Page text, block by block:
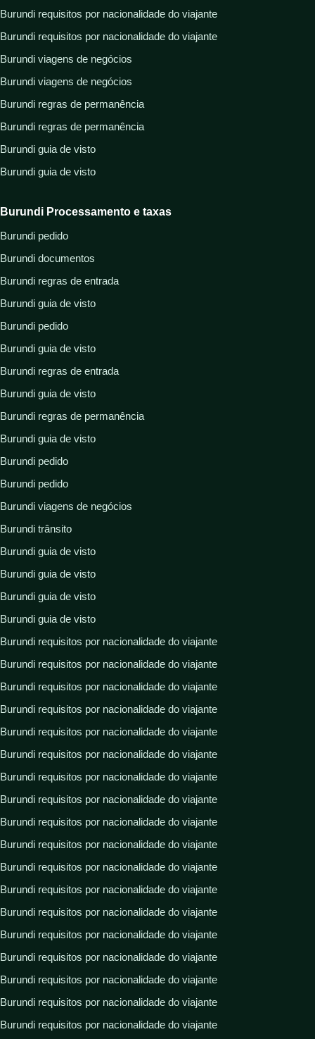
Burundi requisitos por nacionalidade do viajante
Burundi requisitos por nacionalidade do viajante
Burundi viagens de negócios
Burundi viagens de negócios
Burundi regras de permanência
Burundi regras de permanência
Burundi guia de visto
Burundi guia de visto
Burundi Processamento e taxas
Burundi pedido
Burundi documentos
Burundi regras de entrada
Burundi guia de visto
Burundi pedido
Burundi guia de visto
Burundi regras de entrada
Burundi guia de visto
Burundi regras de permanência
Burundi guia de visto
Burundi pedido
Burundi pedido
Burundi viagens de negócios
Burundi trânsito
Burundi guia de visto
Burundi guia de visto
Burundi guia de visto
Burundi guia de visto
Burundi requisitos por nacionalidade do viajante
Burundi requisitos por nacionalidade do viajante
Burundi requisitos por nacionalidade do viajante
Burundi requisitos por nacionalidade do viajante
Burundi requisitos por nacionalidade do viajante
Burundi requisitos por nacionalidade do viajante
Burundi requisitos por nacionalidade do viajante
Burundi requisitos por nacionalidade do viajante
Burundi requisitos por nacionalidade do viajante
Burundi requisitos por nacionalidade do viajante
Burundi requisitos por nacionalidade do viajante
Burundi requisitos por nacionalidade do viajante
Burundi requisitos por nacionalidade do viajante
Burundi requisitos por nacionalidade do viajante
Burundi requisitos por nacionalidade do viajante
Burundi requisitos por nacionalidade do viajante
Burundi requisitos por nacionalidade do viajante
Burundi requisitos por nacionalidade do viajante